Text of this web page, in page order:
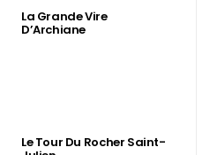
La Grande Vire
D’Archiane
Le Tour Du Rocher Saint-